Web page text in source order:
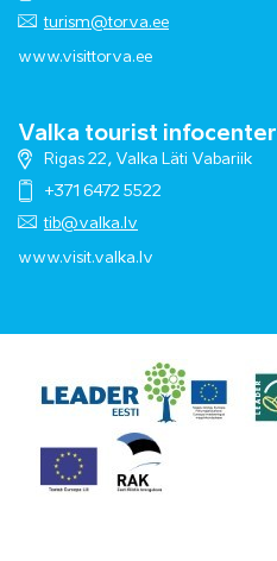
turism@torva.ee
www.visittorva.ee
Valka tourist infocenter
Rigas 22, Valka Läti Vabariik
+371 6472 5522
tib@valka.lv
www.visit.valka.lv